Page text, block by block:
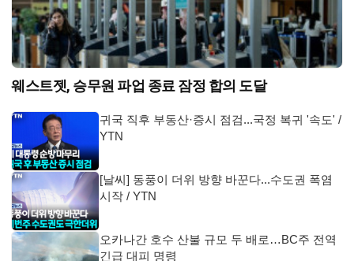
웨스트젯, 승무원 파업 종료 잠정 합의 도달
귀국 직후 부동산·증시 점검...국정 복귀 '속도' /
YTN
[날씨] 동풍이 더위 방향 바꾼다...수도권 폭염
시작 / YTN
오카나간 호수 산불 규모 두 배로…BC주 전역
긴급 대피 명령